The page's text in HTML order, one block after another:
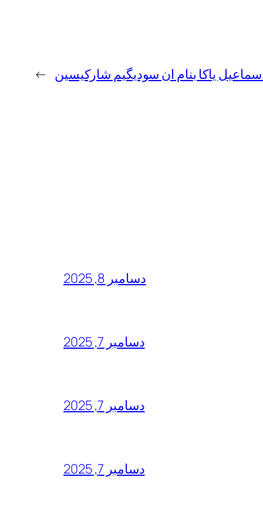
یاکا بنام ان سودیگیم شارکیسین →
دسامبر 8, 2025
دسامبر 7, 2025
دسامبر 7, 2025
دسامبر 7, 2025